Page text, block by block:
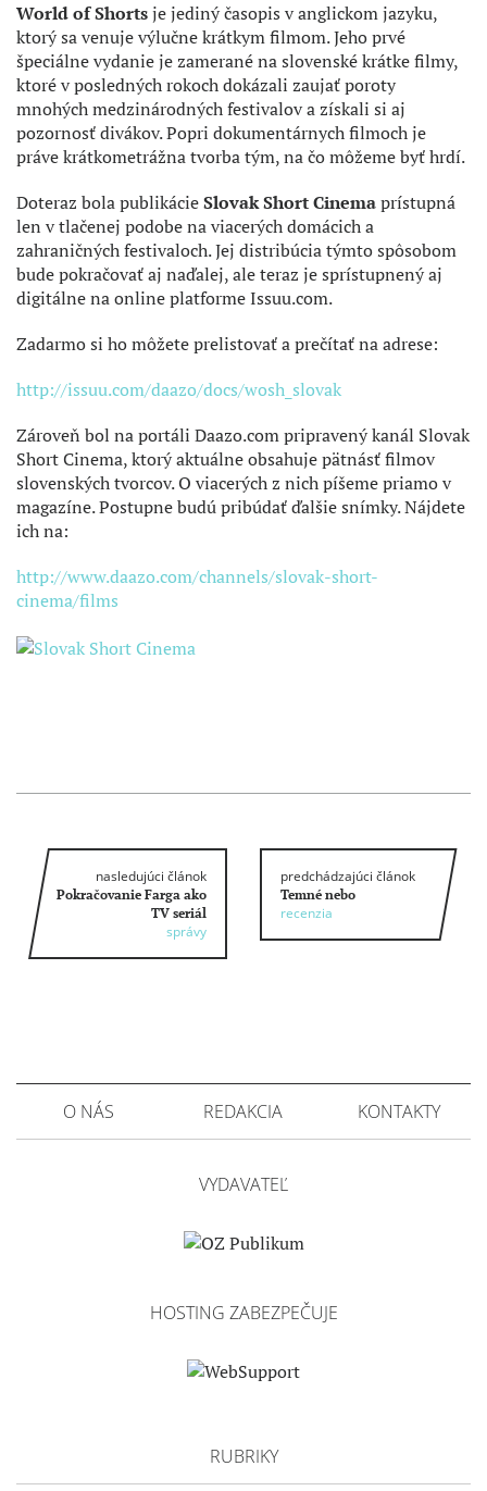
World of Shortsje jediný časopis v anglickom jazyku,
ktorý sa venuje výlučne krátkym filmom. Jeho prvé
špeciálne vydanie je zamerané na slovenské krátke filmy,
ktoré v posledných rokoch dokázali zaujať poroty
mnohých medzinárodných festivalov a získali si aj
pozornosť divákov. Popri dokumentárnych filmoch je
práve krátkometrážna tvorba tým, na čo môžeme byť hrdí.
Doteraz bola publikácieSlovak Short Cinemaprístupná
len v tlačenej podobe na viacerých domácich a
zahraničných festivaloch. Jej distribúcia týmto spôsobom
bude pokračovať aj naďalej, ale teraz je sprístupnený aj
digitálne na online platforme Issuu.com.
Zadarmo si ho môžete prelistovať a prečítať na adrese:
http://issuu.com/daazo/docs/wosh_slovak
Zároveň bol na portáli Daazo.com pripravený kanál Slovak
Short Cinema, ktorý aktuálne obsahuje pätnásť filmov
slovenských tvorcov. O viacerých z nich píšeme priamo v
magazíne. Postupne budú pribúdať ďalšie snímky. Nájdete
ich na:
http://www.daazo.com/channels/slovak-short-
cinema/films
nasledujúci článok
Pokračovanie Farga ako
TV seriál
správy
predchádzajúci článok
Temné nebo
recenzia
O NÁS REDAKCIA KONTAKTY
VYDAVATEĽ
HOSTING ZABEZPEČUJE
RUBRIKY